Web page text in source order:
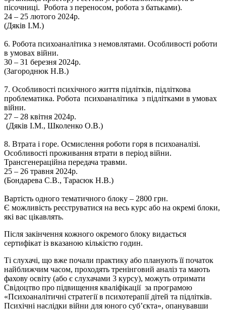
пісочниці. Робота з переносом, робота з батьками).
24 – 25 лютого 2024р.
(Дяків І.М.)
6. Робота психоаналітика з немовлятами. Особливості роботи
в умовах війни.
30 – 31 березня 2024р.
(Загороднюк Н.В.)
7. Особливості психічного життя підлітків, підліткова
проблематика. Робота психоаналітика з підлітками в умовах
війни.
27 – 28 квітня 2024р.
(Дяків І.М., Школенко О.В.)
8. Втрата і горе. Осмислення роботи горя в психоаналізі.
Особливості проживання втрати в період війни.
Трансгенераційна передача травми.
25 – 26 травня 2024р.
(Бондарева С.В., Тарасюк Н.В.)
Вартість одного тематичного блоку – 2800 грн.
Є можливість реєструватися на весь курс або на окремі блоки,
які вас цікавлять.
Після закінчення кожного окремого блоку видається
сертифікат із вказаною кількістю годин.
Ті слухачі, що вже почали практику або планують її початок
найближчим часом, проходять тренінговий аналіз та мають
фахову освіту (або є слухачами 3 курсу), можуть отримати
Свідоцтво про підвищення кваліфікації за програмою
«Психоаналітичні стратегії в психотерапії дітей та підлітків.
Психічні наслідки війни для юного суб’єкта», опанувавши